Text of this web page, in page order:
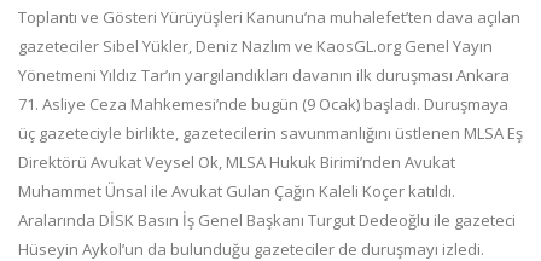
Toplantı ve Gösteri Yürüyüşleri Kanunu’na muhalefet’ten dava açılan
gazeteciler Sibel Yükler, Deniz Nazlım ve KaosGL.org Genel Yayın
Yönetmeni Yıldız Tar’ın yargılandıkları davanın ilk duruşması Ankara
71. Asliye Ceza Mahkemesi’nde bugün (9 Ocak) başladı. Duruşmaya
üç gazeteciyle birlikte, gazetecilerin savunmanlığını üstlenen MLSA Eş
Direktörü Avukat Veysel Ok, MLSA Hukuk Birimi’nden Avukat
Muhammet Ünsal ile Avukat Gulan Çağın Kaleli Koçer katıldı.
Aralarında DİSK Basın İş Genel Başkanı Turgut Dedeoğlu ile gazeteci
Hüseyin Aykol’un da bulunduğu gazeteciler de duruşmayı izledi.